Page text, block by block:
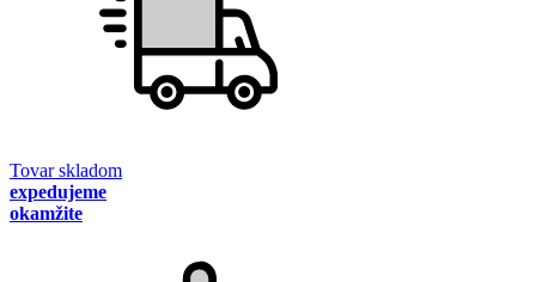
Tovar skladom
expedujeme
okamžite